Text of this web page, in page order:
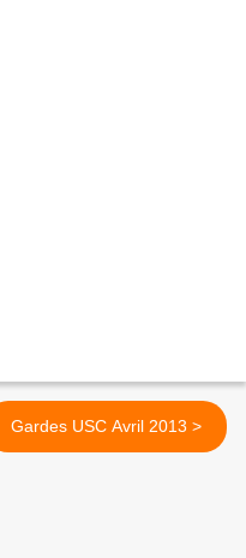
Gardes USC Avril 2013 >